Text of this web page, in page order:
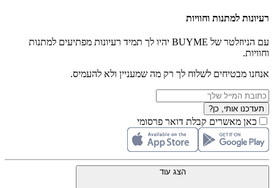
רעיונות למתנות וחוויות
עם הניוזלטר של BUYME יהיו לך תמיד רעיונות מפתיעים למתנות
וחוויות.
אנחנו מבטיחים לשלוח לך רק מה שמעניין ולא להעמיס.
תעדכנו אותי, כן?
כאן מאשרים קבלת דואר פרסומי
הצג עוד